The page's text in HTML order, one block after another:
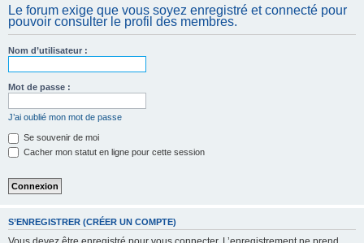
Le forum exige que vous soyez enregistré et connecté pour
pouvoir consulter le profil des membres.
Nom d’utilisateur :
Mot de passe :
J’ai oublié mon mot de passe
Se souvenir de moi
Cacher mon statut en ligne pour cette session
S’ENREGISTRER (CRÉER UN COMPTE)